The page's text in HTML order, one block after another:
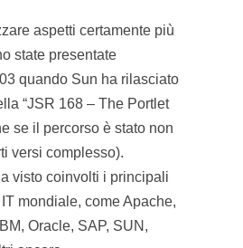
aspetti certamente più
state presentate
quando Sun ha rilasciato
“JSR 168 – The Portlet
se il percorso è stato non
versi complesso).
visto coinvolti i principali
mondiale, come Apache,
Oracle, SAP, SUN,